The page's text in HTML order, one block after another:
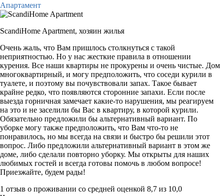
Апартамент
ScandiHome Apartment, хозяин жилья
Очень жаль, что Вам пришлось столкнуться с такой
неприятностью. Но у нас жесткие правила в отношении
курения. Все наши квартиры не прокурены и очень чистые. Дом
многоквартирный, и могу предположить, что соседи курили в
туалете, и поэтому вы почувствовали запах. Такое бывает
крайне редко, что появляются сторонние запахи. Если после
выезда горничная замечает какие-то нарушения, мы реагируем
на это и не заселили бы Вас в квартиру, в которой курили.
Обязательно предложили бы альтернативный вариант. По
уборке могу также предположить, что Вам что-то не
понравилось, но мы всегда на связи и быстро бы решили этот
вопрос. Либо предложили альтернативный вариант в этом же
доме, либо сделали повторно уборку. Мы открыты для наших
любимых гостей и всегда готовы помочь в любом вопросе!
Приезжайте, будем рады!
1 отзыв о проживании со средней оценкой 8,7 из 10,0